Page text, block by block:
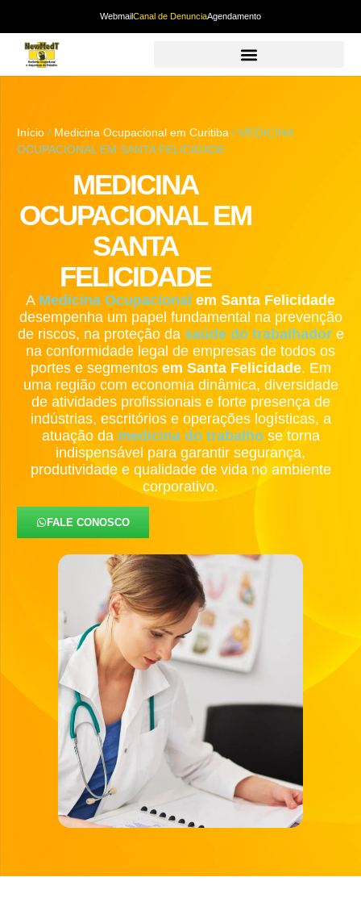
WebmailCanal de DenunciaAgendamento
Início / Medicina Ocupacional em Curitiba / MEDICINA
OCUPACIONAL EM SANTA FELICIDADE
MEDICINA
OCUPACIONAL EM
SANTA
FELICIDADE
A Medicina Ocupacional em Santa Felicidade
desempenha um papel fundamental na prevenção
de riscos, na proteção da saúde do trabalhadore
na conformidade legal de empresas de todos os
portes e segmentos em Santa Felicidade. Em
uma região com economia dinâmica, diversidade
de atividades profissionais e forte presença de
indústrias, escritórios e operações logísticas, a
atuação da medicina do trabalhose torna
indispensável para garantir segurança,
produtividade e qualidade de vida no ambiente
corporativo.
FALE CONOSCO